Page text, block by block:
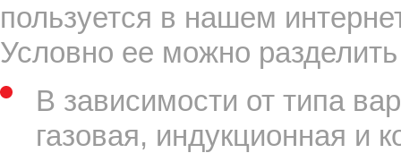
пользуется в нашем
Условно ее можно разделить
В зависимости от типа
газовая, индукционная и